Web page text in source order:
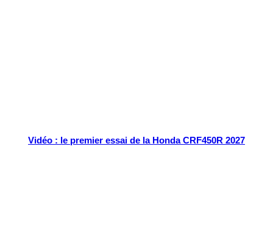
Vidéo : le premier essai de la Honda CRF450R 2027